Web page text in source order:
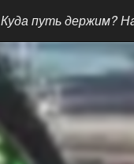
Куда путь держим?